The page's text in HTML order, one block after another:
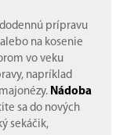
prípravu
na kosenie
vo veku
napríklad
Nádoba
sa do nových
sekáčik,